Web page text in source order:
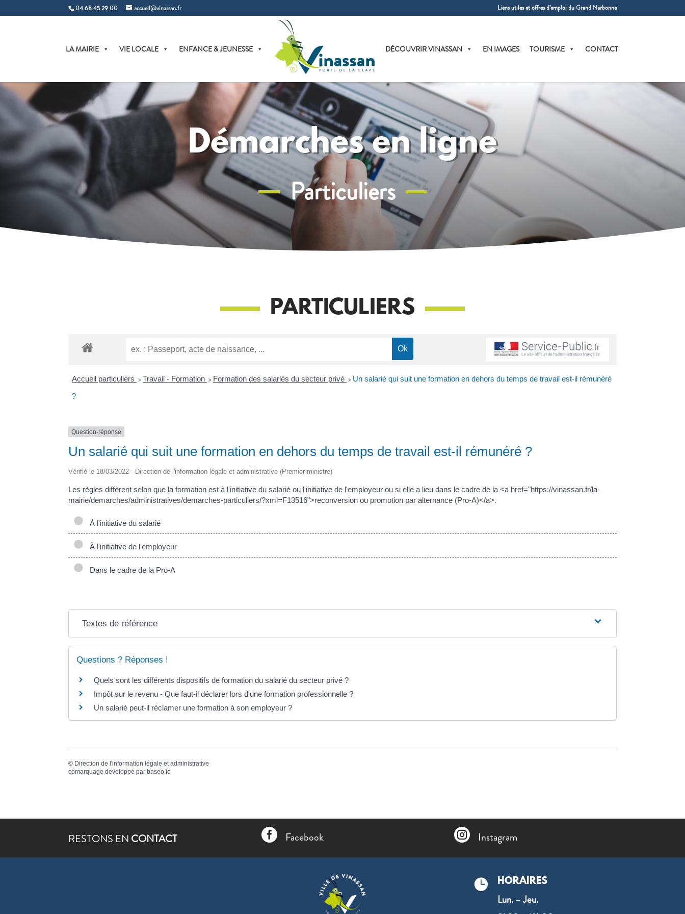
04 68 45 29 00 accueil@vinassan.fr Liens utiles et offres d’emploi du Grand Narbonne
LA MAIRIE VIE LOCALE ENFANCE & JEUNESSE DÉCOUVRIR VINASSAN EN IMAGES TOURISME CONTACT
Démarches en ligne
Particuliers
PARTICULIERS
Accueil particuliers > Travail - Formation > Formation des salariés du secteur privé > Un salarié qui suit une formation en dehors du temps de travail est-il rémunéré
?
Question-réponse
Un salarié qui suit une formation en dehors du temps de travail est-il rémunéré ?
Vérifié le 18/03/2022 - Direction de l'information légale et administrative (Premier ministre)
Les règles diffèrent selon que la formation est à l'initiative du salarié ou l'initiative de l'employeur ou si elle a lieu dans le cadre de la <a href="https://vinassan.fr/la-
mairie/demarches/administratives/demarches-particuliers/?xml=F13516">reconversion ou promotion par alternance (Pro-A)</a>.
À l'initiative du salarié
À l'initiative de l'employeur
Dans le cadre de la Pro-A
Textes de référence
Questions ? Réponses !
Quels sont les différents dispositifs de formation du salarié du secteur privé ?
Impôt sur le revenu - Que faut-il déclarer lors d'une formation professionnelle ?
Un salarié peut-il réclamer une formation à son employeur ?
© Direction de l'information légale et administrative
comarquage developpé par baseo.io
RESTONS EN CONTACT  Facebook  Instagram
 HORAIRES
Lun. – Jeu.